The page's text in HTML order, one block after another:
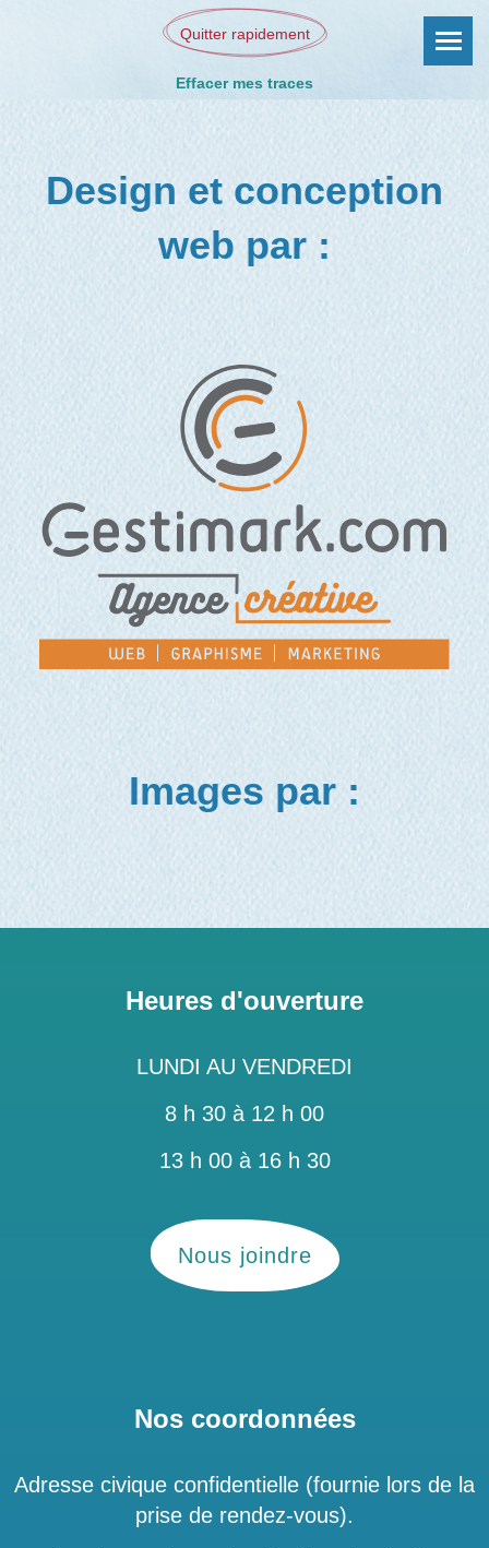
Quitter rapidement
Effacer mes traces
Design et conception
web par :
Images par :
Heures d'ouverture
LUNDI AU VENDREDI
8 h 30 à 12 h 00
13 h 00 à 16 h 30
Nous joindre
Nos coordonnées
Adresse civique confidentielle (fournie lors de la
prise de rendez-vous).